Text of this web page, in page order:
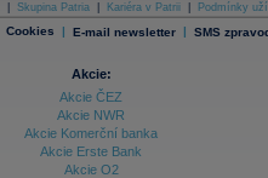
Skupina Patria Kariéra v Patrii Podmínky
Cookies | E-mail newsletter | SMS
Akcie:
Akcie ČEZ
Akcie NWR
Akcie Komerční banka
Akcie Erste Bank
Akcie O2